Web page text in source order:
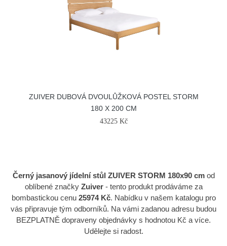
ZUIVER DUBOVÁ DVOULŮŽKOVÁ POSTEL STORM
180 X 200 CM
43225 Kč
Černý jasanový jídelní stůl ZUIVER STORM 180x90 cmod
oblíbené značkyZuiver- tento produkt prodáváme za
bombastickou cenu 25974 Kč. Nabídku v našem katalogu pro
vás připravuje tým odborníků. Na vámi zadanou adresu budou
BEZPLATNĚ dopraveny objednávky s hodnotou Kč a více.
Udělejte si radost.